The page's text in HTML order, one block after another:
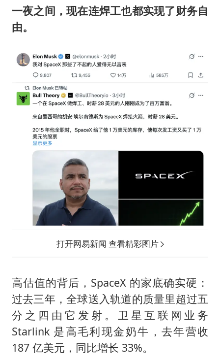
一夜之间，现在连焊工也都实现了财务自
由。
打开网易新闻 查看精彩图片
高估值的背后，SpaceX 的家底确实硬：
过去三年，全球送入轨道的质量里超过五
分之四由它发射。卫星互联网业务
Starlink 是高毛利现金奶牛，去年营收
187 亿美元，同比增长 33%。